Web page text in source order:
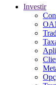
Investir